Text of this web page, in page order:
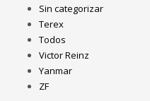
Sin categorizar
Terex
Todos
Victor Reinz
Yanmar
ZF